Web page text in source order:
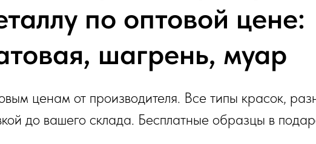
по оптовой цене:
шагрень, муар
ценам от производителя. Все типы красок,
до вашего склада. Бесплатные образцы в